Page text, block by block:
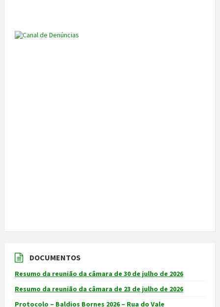
DOCUMENTOS
Resumo da reunião da câmara de 30 de julho de 2026
Resumo da reunião da câmara de 23 de julho de 2026
Protocolo – Baldios Bornes 2026 – Rua do Vale